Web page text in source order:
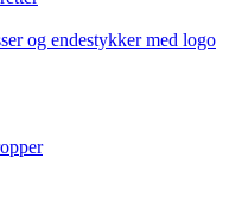
og endestykker med logo